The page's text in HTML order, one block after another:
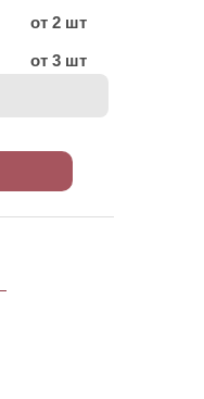
от 2 шт
от 3 шт